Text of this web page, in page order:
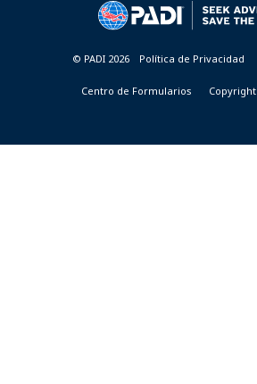
© PADI 2026 Política de Privacidad
Centro de Formularios Copyright